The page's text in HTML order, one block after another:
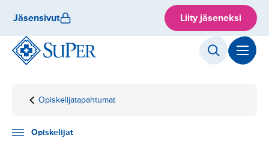
sisältöön
Jäsensivut Liity jäseneksi
Etusivu
Opiskelijat
Opiskelijatapahtumat
Lähihoitaja
Opiskelijat